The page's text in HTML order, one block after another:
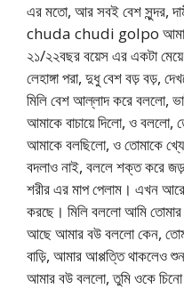
এর মতো, আর সবই বেশ সুন্দর,
chuda chudi golpo আমার
২১/২২বছর বয়েস এর একটা
লেহাঙ্গা পরা, দুধু বেশ বড় বড়,
মিলি বেশ আল্লাদ করে বললো,
আমাকে বাচায়ে দিলো, ও বললো,
আমাকে বলছিলো, ও তোমাকে
বদলাও নাই, বললে শক্ত করে
শরীর এর মাপ পেলাম। এখন
করছে। মিলি বললো আমি তোমার
আছে আমার বউ বললো কেন,
বাড়ি, আমার আপ্পত্তি থাকলেও
আমার বউ বললো, তুমি ওকে চিনো